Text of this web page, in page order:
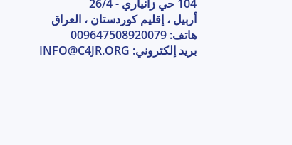
104 حي زانياري - 26/4
أربيل ، إقليم كوردستان ، العراق
هاتف: 009647508920079
بريد إلكتروني: INFO@C4JR.ORG